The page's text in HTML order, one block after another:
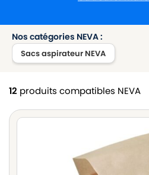
Nos catégories NEVA :
Sacs aspirateur NEVA
12 produits compatibles NEVA